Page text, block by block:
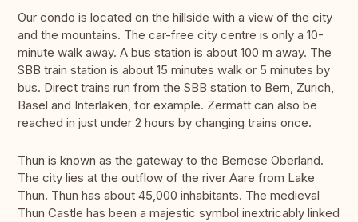
Our condo is located on the hillside with a view of the city
and the mountains. The car-free city centre is only a 10-
minute walk away. A bus station is about 100 m away. The
SBB train station is about 15 minutes walk or 5 minutes by
bus. Direct trains run from the SBB station to Bern, Zurich,
Basel and Interlaken, for example. Zermatt can also be
reached in just under 2 hours by changing trains once.
Thun is known as the gateway to the Bernese Oberland.
The city lies at the outflow of the river Aare from Lake
Thun. Thun has about 45,000 inhabitants. The medieval
Thun Castle has been a majestic symbol inextricably linked